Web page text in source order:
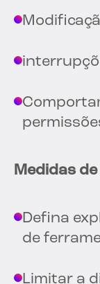
Medidas
Defina
de
Limitar a